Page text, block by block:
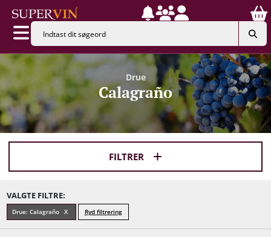
Drue
Calagraño
FILTRER
VALGTE FILTRE:
Drue: Calagraño Ryd filtrering